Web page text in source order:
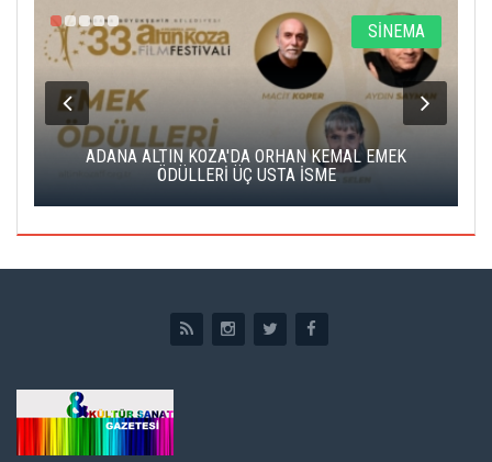
SİNEMA
ADANA ALTIN KOZA'DA ORHAN KEMAL EMEK
ÖDÜLLERİ ÜÇ USTA İSME